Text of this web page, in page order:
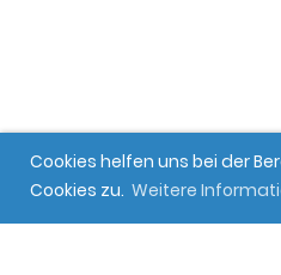
Cookies helfen uns bei der
Cookies zu. Weitere